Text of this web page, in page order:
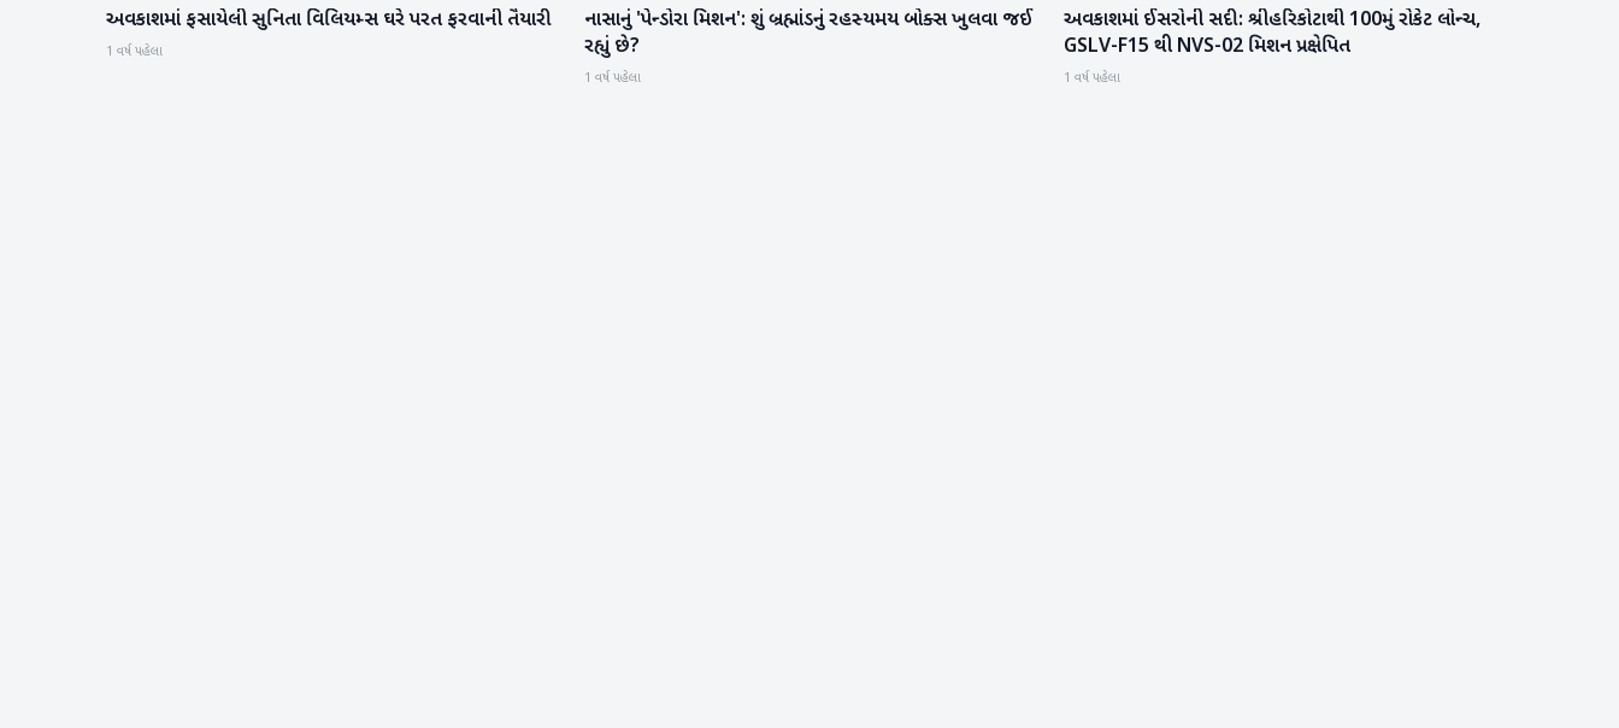
આંતરરાષ્ટ્રીય
અવકાશમાં ફસાયેલી સુનિતા વિલિયમ્સ ઘરે પરત ફરવાની તૈયારી
1 વર્ષ પહેલા
સાયન્સ & ટેકનોલોજી
નાસાનું 'પેન્ડોરા મિશન': શું બ્રહ્માંડનું રહસ્યમય બોક્સ ખુલવા જઈ
રહ્યું છે?
1 વર્ષ પહેલા
રાષ્ટ્રીય
અવકાશમાં ઈસરોની સદી: શ્રીહરિકોટાથી 100મું રોકેટ લોન્ચ,
GSLV-F15 થી NVS-02 મિશન પ્રક્ષેપિત
1 વર્ષ પહેલા